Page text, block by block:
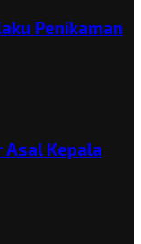
Penikaman
Kepala